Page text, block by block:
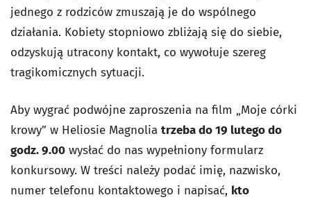
jednego z rodziców zmuszają je do wspólnego
działania. Kobiety stopniowo zbliżają się do siebie,
odzyskują utracony kontakt, co wywołuje szereg
tragikomicznych sytuacji.
Aby wygrać podwójne zaproszenia na film „Moje córki
krowy” w Heliosie Magnolia trzeba do 19 lutego do
godz. 9.00 wysłać do nas wypełniony formularz
konkursowy. W treści należy podać imię, nazwisko,
numer telefonu kontaktowego i napisać, kto